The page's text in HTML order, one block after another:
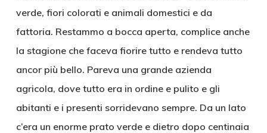
verde, fiori colorati e animali domestici e da
fattoria. Restammo a bocca aperta, complice anche
la stagione che faceva fiorire tutto e rendeva tutto
ancor più bello. Pareva una grande azienda
agricola, dove tutto era in ordine e pulito e gli
abitanti e i presenti sorridevano sempre. Da un lato
c’era un enorme prato verde e dietro dopo centinaia